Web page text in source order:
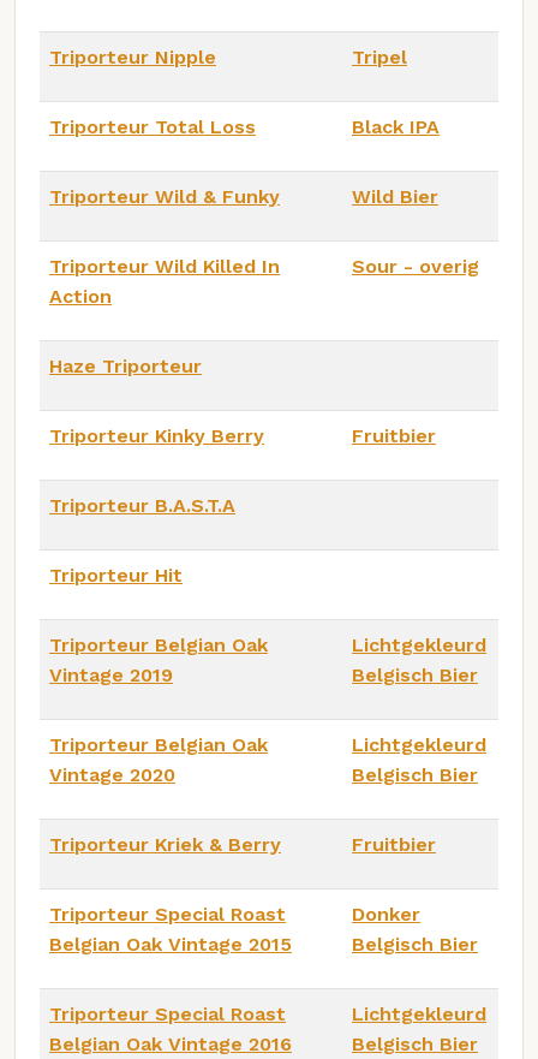
Triporteur Nipple Tripel
Triporteur Total Loss Black IPA
Triporteur Wild & Funky Wild Bier
Triporteur Wild Killed In
Action
Sour - overig
Haze Triporteur
Triporteur Kinky Berry Fruitbier
Triporteur B.A.S.T.A
Triporteur Hit
Triporteur Belgian Oak
Vintage 2019
Lichtgekleurd
Belgisch Bier
Triporteur Belgian Oak
Vintage 2020
Lichtgekleurd
Belgisch Bier
Triporteur Kriek & Berry Fruitbier
Triporteur Special Roast
Belgian Oak Vintage 2015
Donker
Belgisch Bier
Triporteur Special Roast
Belgian Oak Vintage 2016
Lichtgekleurd
Belgisch Bier